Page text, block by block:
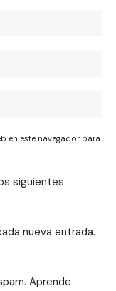
en este navegador para
siguientes
nueva entrada.
Aprende